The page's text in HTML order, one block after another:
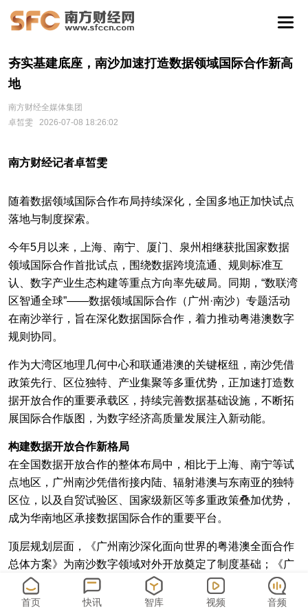
夯实基建底座，南沙加速打造数据领域国际合作新高
地
南方财经全媒体集团
卓皙雯
2026-07-08 18:26:02
南方财经记者卓皙雯
随着数据领域国际合作布局持续深化，全国多地正加快试点
落地与制度探索。
今年5月以来，上海、南宁、厦门、泉州相继获批国家数据
领域国际合作首批试点，围绕数据跨境流通、规则标准互
认、数字产业生态构建等重点方向率先破局。同期，“数联湾
区智通全球”——数据领域国际合作（广州·南沙）专题活动
在南沙举行，旨在深化数据国际合作，着力推动粤港澳数字
规则协同。
作为大湾区地理几何中心和联通港澳的关键枢纽，南沙凭借
政策先行、区位独特、产业集聚等多重优势，正加速打造数
据开放合作的重要承载区，持续完善数据基础设施，不断拓
展国际合作版图，为数字经济高质量发展注入新动能。
构建数据开放合作新格局
在全国数据开放合作的整体布局中，相比于上海、南宁等试
点地区，广州南沙凭借衔接内陆、辐射港澳与东南亚的独特
区位，以及自贸试验区、国家级新区等多重政策叠加优势，
成为华南地区承接数据国际合作的重要平台。
顶层规划层面，《广州南沙深化面向世界的粤港澳全面合作
总体方案》为南沙数字领域对外开放奠定了制度基础；《广
州市南沙区、广州南沙开发区（自贸区南沙片区）国民经济
和社会发展第十五个五年规划纲要》正式发布，明确携手港
首页 快讯 智库 视频 音频